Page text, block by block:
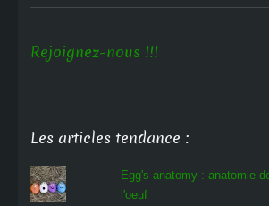
Rejoignez-nous !!!
Les articles tendance :
Egg's anatomy : anatomie
l'oeuf